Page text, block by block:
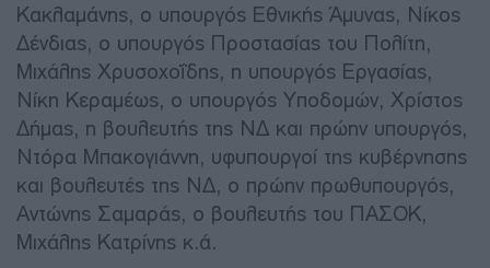
Κακλαμάνης, ο υπουργός Εθνικής Άμυνας, Νίκος
Δένδιας, ο υπουργός Προστασίας του Πολίτη,
Μιχάλης Χρυσοχοΐδης, η υπουργός Εργασίας,
Νίκη Κεραμέως, ο υπουργός Υποδομών, Χρίστος
Δήμας, η βουλευτής της ΝΔ και πρώην υπουργός,
Ντόρα Μπακογιάννη, υφυπουργοί της κυβέρνησης
και βουλευτές της ΝΔ, ο πρώην πρωθυπουργός,
Αντώνης Σαμαράς, ο βουλευτής του ΠΑΣΟΚ,
Μιχάλης Κατρίνης κ.ά.